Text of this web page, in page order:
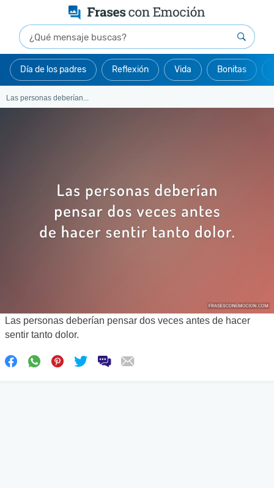
Día de los padres Reflexión Vida Bonitas
Las personas deberían...
Las personas deberían pensar dos veces antes de hacer
sentir tanto dolor.